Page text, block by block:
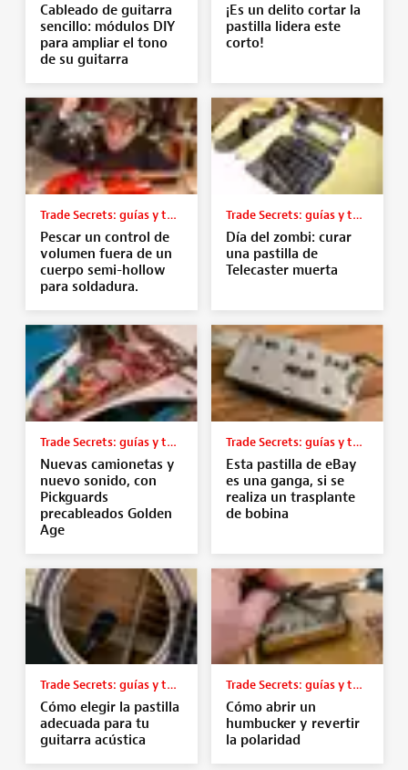
Cableado de guitarra
sencillo: módulos DIY
para ampliar el tono
de su guitarra
¡Es un delito cortar la
pastilla lidera este
corto!
Trade Secrets: guías y tutoriales
Pescar un control de
volumen fuera de un
cuerpo semi-hollow
para soldadura.
Trade Secrets: guías y tutoriales
Día del zombi: curar
una pastilla de
Telecaster muerta
Trade Secrets: guías y tutoriales
Nuevas camionetas y
nuevo sonido, con
Pickguards
precableados Golden
Age
Trade Secrets: guías y tutoriales
Esta pastilla de eBay
es una ganga, si se
realiza un trasplante
de bobina
Trade Secrets: guías y tutoriales
Cómo elegir la pastilla
adecuada para tu
guitarra acústica
Trade Secrets: guías y tutoriales
Cómo abrir un
humbucker y revertir
la polaridad